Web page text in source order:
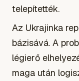
telepítették.
Az Ukrajinka
bázisává. A
légierő
maga után